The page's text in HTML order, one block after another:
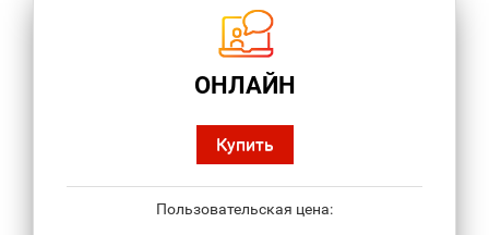
ОНЛАЙН
Купить
Пользовательская цена: